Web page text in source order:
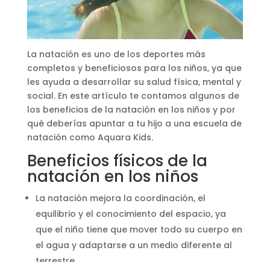
La natación es uno de los deportes más
completos y beneficiosos para los niños, ya que
les ayuda a desarrollar su salud física, mental y
social. En este artículo te contamos algunos de
los beneficios de la natación en los niños y por
qué deberías apuntar a tu hijo a una escuela de
natación como Aquara Kids.
Beneficios físicos de la
natación en los niños
La natación mejora la coordinación, el
equilibrio y el conocimiento del espacio, ya
que el niño tiene que mover todo su cuerpo en
el agua y adaptarse a un medio diferente al